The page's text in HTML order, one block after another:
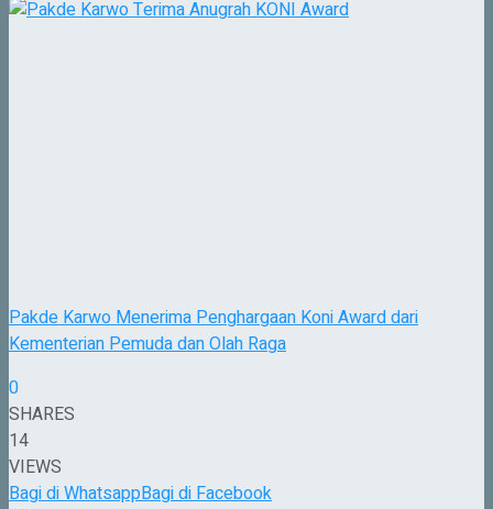
Pakde Karwo Menerima Penghargaan Koni Award dari
Kementerian Pemuda dan Olah Raga
0
SHARES
14
VIEWS
Bagi di WhatsappBagi di Facebook